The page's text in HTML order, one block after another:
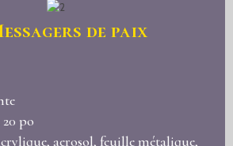
de paix
20 po
aerosol, feuille métalique,